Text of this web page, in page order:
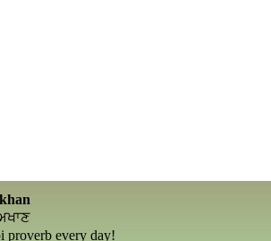
proverb every day!